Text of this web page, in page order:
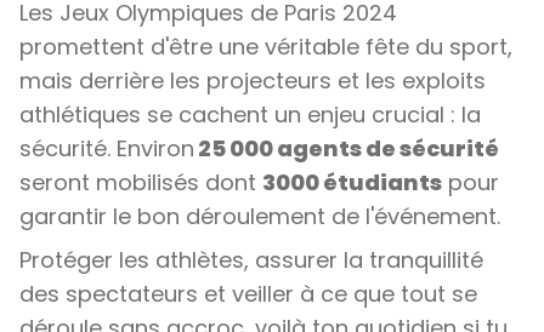
Les Jeux Olympiques de Paris 2024
promettent d'être une véritable fête du sport,
mais derrière les projecteurs et les exploits
athlétiques se cachent un enjeu crucial : la
sécurité. Environ 25 000 agents de sécurité
seront mobilisés dont 3000 étudiants pour
garantir le bon déroulement de l'événement.
Protéger les athlètes, assurer la tranquillité
des spectateurs et veiller à ce que tout se